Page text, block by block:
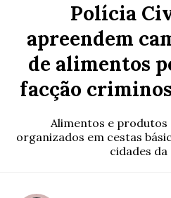
Polícia
apreendem
de alimentos
facção
Alimentos e produtos
organizados em cestas
cidades